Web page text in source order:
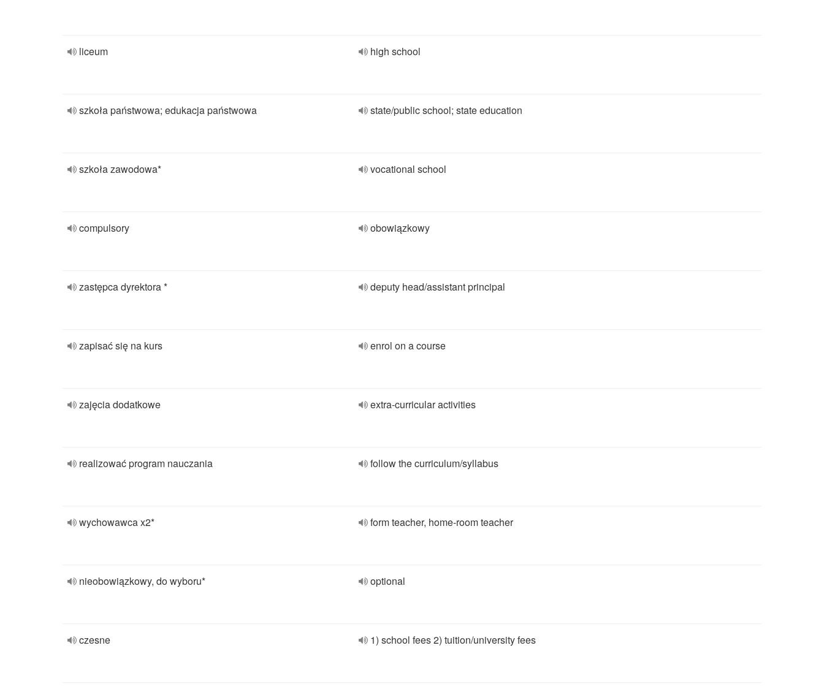
liceum high school
szkoła państwowa; edukacja państwowa state/public school; state education
szkoła zawodowa* vocational school
compulsory obowiązkowy
zastępca dyrektora * deputy head/assistant principal
zapisać się na kurs enrol on a course
zajęcia dodatkowe extra-curricular activities
realizować program nauczania follow the curriculum/syllabus
wychowawca x2* form teacher, home-room teacher
nieobowiązkowy, do wyboru* optional
czesne 1) school fees 2) tuition/university fees